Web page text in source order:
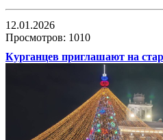
12.01.2026
Просмотров: 1010
Курганцев приглашают на